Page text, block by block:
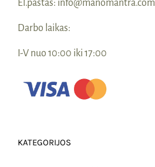
El.paštas: info@manomantra.com
Darbo laikas:
I-V nuo 10:00 iki 17:00
KATEGORIJOS